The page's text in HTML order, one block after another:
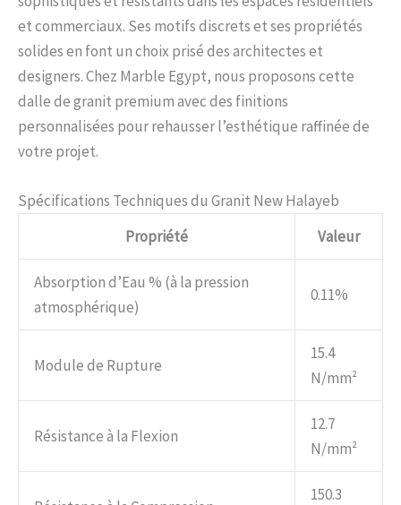
et commerciaux. Ses motifs discrets et ses propriétés
solides en font un choix prisé des architectes et
designers. Chez Marble Egypt, nous proposons cette
dalle de granit premium avec des finitions
personnalisées pour rehausser l’esthétique raffinée de
votre projet.
Spécifications Techniques du Granit New Halayeb
Propriété
Valeur
Absorption d’Eau % (à la pression
atmosphérique)
0.11%
Module de Rupture
15.4
N/mm²
Résistance à la Flexion
12.7
N/mm²
150.3